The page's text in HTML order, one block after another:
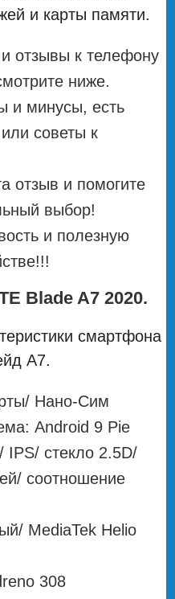
и карты памяти.
и отзывы к телефону
ниже.
и минусы, есть
советы к
отзыв и помогите
выбор!
и полезную
Blade A7 2020.
смартфона
А7.
Нано-Сим
Android 9 Pie
стекло 2.5D/
соотношение
MediaTek Helio
308